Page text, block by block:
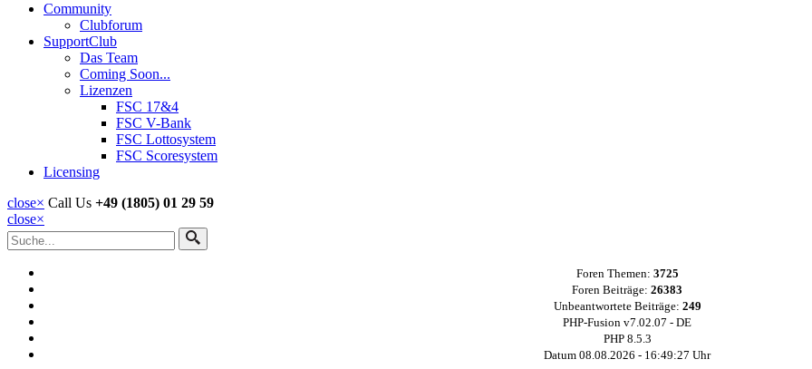
Community
Clubforum
SupportClub
Das Team
Coming Soon...
Lizenzen
FSC 17&4
FSC V-Bank
FSC Lottosystem
FSC Scoresystem
Licensing
close× Call Us +49 (1805) 01 29 59
close×
Foren Themen: 3725
Foren Beiträge: 26383
Unbeantwortete Beiträge: 249
PHP-Fusion v7.02.07 - DE
PHP 8.5.3
Datum 08.08.2026 - 16:49:28 Uhr